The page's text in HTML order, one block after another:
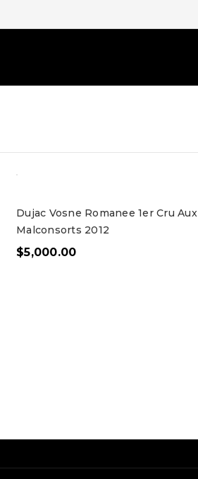
Dujac Vosne Romanee 1er Cru Aux
Malconsorts 2012
$5,000.00